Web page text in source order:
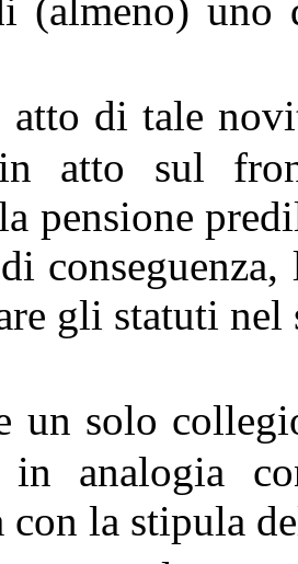
(almeno)
atto di tale
in atto sul
pensione
gli statuti nel
un solo
in analogia
con la stipula